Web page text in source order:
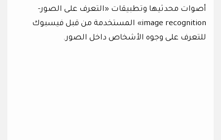
أصوات محدثيها وتطبيقات «التعرف على الصور-
image recognition» المستخدمة من قبل فيسبوك
للتعرف على وجوه الأشخاص داخل الصور.